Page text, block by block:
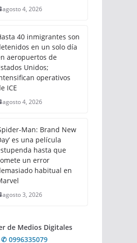
agosto 4, 2026
40 inmigrantes son
en un solo día
aeropuertos de
Unidos;
operativos
ICE
agosto 4, 2026
Man: Brand New
es una película
hasta que
un error
habitual en
agosto 3, 2026
de Medios Digitales
✆ 0996335079